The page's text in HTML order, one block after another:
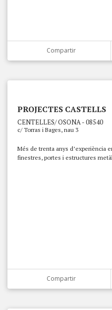
Compartir
PROJECTES CASTELLS
CENTELLES/ OSONA - 08540
c/ Torras i Bages, nau 3
Més de trenta anys d’experiència
finestres, portes i estructures
Compartir